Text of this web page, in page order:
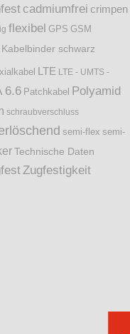
cadmiumfrei crimpen
flexibel GPS GSM
Kabelbinder schwarz
LTE LTE - UMTS -
6.6 Patchkabel Polyamid
schraubverschluss
semi-flex semi-
Technische Daten
Zugfestigkeit